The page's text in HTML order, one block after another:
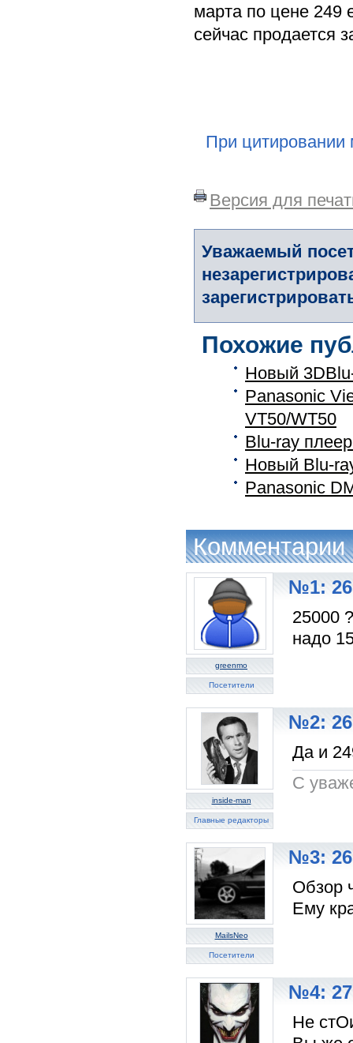
марта по цене 249
сейчас продается
При цитировании
Версия для
Уважаемый
Похожие
Новый
Panasonic
VT50/WT50
Blu-ray
Новый Blu-
Panasonic
Комментарии
greenmo
Посетители
№1: 26
25000
надо
inside-man
Главные редакторы
№2: 26
Да и
C
MailsNeo
Посетители
№3: 26
Обзор
Ему
№4: 27
Не